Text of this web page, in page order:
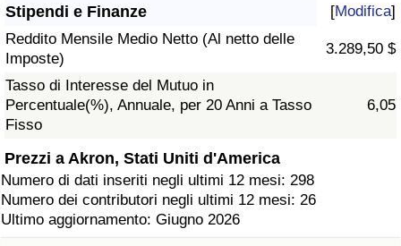
Stipendi e Finanze [Modifica]
Reddito Mensile Medio Netto (Al netto delle
Imposte)
3.289,50 $
Tasso di Interesse del Mutuo in
Percentuale(%), Annuale, per 20 Anni a Tasso
Fisso
6,05
Prezzi a Akron, Stati Uniti d'America
Numero di dati inseriti negli ultimi 12 mesi: 298
Numero dei contributori negli ultimi 12 mesi: 26
Ultimo aggiornamento: Giugno 2026